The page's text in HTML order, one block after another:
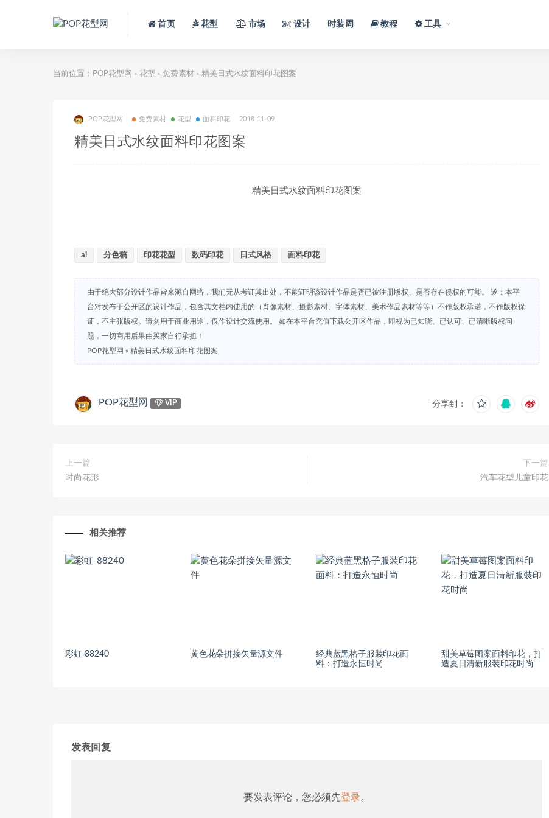
首页 花型 市场 设计 时装周 教程 工具
当前位置： POP花型网 > 花型 > 免费素材 > 精美日式水纹面料印花图案
POP花型网 免费素材 花型 面料印花 2018-11-09
精美日式水纹面料印花图案
精美日式水纹面料印花图案
ai 分色稿 印花花型 数码印花 日式风格 面料印花
由于绝大部分设计作品皆来源自网络，我们无从考证其出处，不能证明该设计作品是否已被注册版权、是否存在侵权的可能。 遂：本平
台对发布于公开区的设计作品，包含其文档内使用的（肖像素材、摄影素材、字体素材、美术作品素材等等）不作版权承诺，不作版权保
证，不主张版权。请勿用于商业用途，仅作设计交流使用。 如在本平台充值下载公开区作品，即视为已知晓、已认可、已清晰版权问
题，一切商用后果由买家自行承担！
POP花型网 » 精美日式水纹面料印花图案
POP花型网 VIP 分享到：
上一篇
时尚花形
下一篇
汽车花型儿童印花
相关推荐
彩虹-88240 黄色花朵拼接矢量源文件
经典蓝黑格子服装印花面
料：打造永恒时尚
甜美草莓图案面料印花，打
造夏日清新服装印花时尚
发表回复
要发表评论，您必须先登录。